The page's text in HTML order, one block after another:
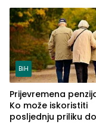
ljeta (FOTO)
BiH
Prijevremena
Ko može iskoristiti
posljednju priliku